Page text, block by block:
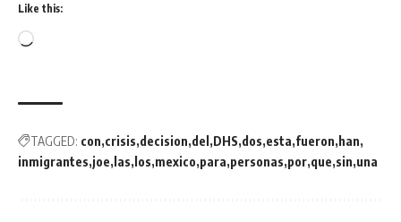
Like this:
TAGGED: con crisis decision del DHS dos esta fueron han
inmigrantes joe las los mexico para personas por que sin una